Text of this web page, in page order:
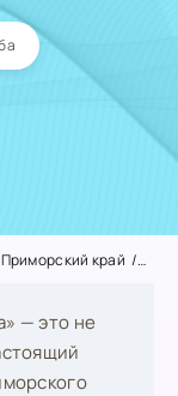
Приморский край
— это не